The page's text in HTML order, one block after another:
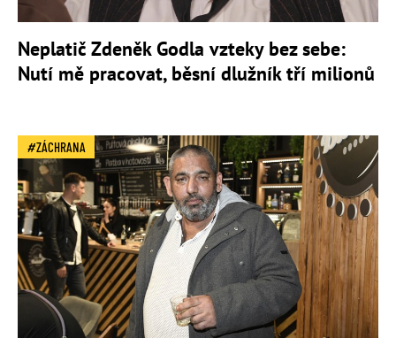
Neplatič Zdeněk Godla vzteky bez sebe:
Nutí mě pracovat, běsní dlužník tří milionů
ZÁCHRANA